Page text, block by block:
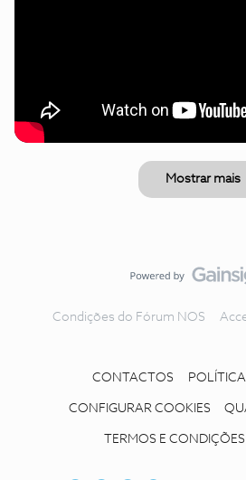
Mostrar mais
Condições do Fórum NOS
CONTACTOS
CONFIGURAR COOKIES
TERMOS E CONDIÇÕES